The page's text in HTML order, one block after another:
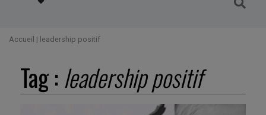
Accueil | leadership positif
Tag :leadership positif